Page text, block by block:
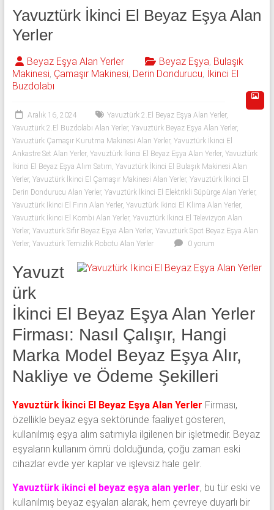
543
592
53
50
el
beyaz
eşya
olarak
buzdolabı,
çamaşır
makinesi,
bulaşık
makinesi,
dondurucu,
klima
ve
kombi
alınır.
Yavuztürk İkinci El Beyaz Eşya Alan
Yerler
Beyaz Eşya Alan Yerler Beyaz Eşya, Bulaşık
Makinesi, Çamaşır Makinesi, Derin Dondurucu, İkinci El
Buzdolabı
Aralık 16, 2024 Yavuztürk 2.El Beyaz Eşya Alan Yerler,
Yavuztürk 2.El Buzdolabı Alan Yerler, Yavuztürk Beyaz Eşya Alan Yerler,
Yavuztürk Çamaşır Kurutma Makinesi Alan Yerler, Yavuztürk İkinci El
Ankastre Set Alan Yerler, Yavuztürk İkinci El Beyaz Eşya Alan Yerler, Yavuztürk
İkinci El Beyaz Eşya Alım Satım Yavuztürk İkinci El Bulaşık Makinesi Alan
Yerler, Yavuztürk İkinci El Çamaşır Makinesi Alan Yerler, Yavuztürk İkinci El
Derin Dondurucu Alan Yerler, Yavuztürk İkinci El Elektrikli Süpürge Alan Yerler,
Yavuztürk İkinci El Fırın Alan Yerler, Yavuztürk İkinci El Klima Alan Yerler,
Yavuztürk İkinci El Kombi Alan Yerler, Yavuztürk İkinci El Televizyon Alan
Yerler, Yavuztürk Sıfır Beyaz Eşya Alan Yerler, Yavuztürk Spot Beyaz Eşya Alan
Yerler, Yavuztürk Temizlik Robotu Alan Yerler 0 yorum
Yavuzt
ürk
İkinci El Beyaz Eşya Alan Yerler
Firması: Nasıl Çalışır, Hangi
Marka Model Beyaz Eşya Alır,
Nakliye ve Ödeme Şekilleri
Yavuztürk İkinci El Beyaz Eşya Alan Yerler Firması,
özellikle beyaz eşya sektöründe faaliyet gösteren,
kullanılmış eşya alım satımıyla ilgilenen bir işletmedir. Beyaz
eşyaların kullanım ömrü dolduğunda, çoğu zaman eski
cihazlar evde yer kaplar ve işlevsiz hale gelir.
Yavuztürk ikinci el beyaz eşya alan yerler, bu tür eski ve
kullanılmış beyaz eşyaları alarak, hem çevreye duyarlı bir